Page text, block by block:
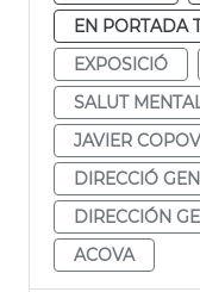
EN PORTADA
EXPOSICIÓ
SALUT
JAVIER
DIRECCIÓ
DIRECCIÓN
ACOVA